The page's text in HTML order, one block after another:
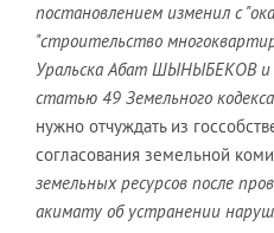
постановлением изменил с
"строительство
Уральска Абат ШЫНЫБЕКОВ
статью 49 Земельного кодекса
нужно отчуждать из
согласования земельной
земельных ресурсов после
акимату об устранении